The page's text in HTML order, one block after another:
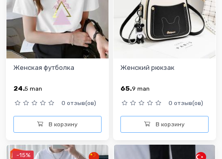
Женская футболка
24.5 man
0 отзыв(ов)
В корзину
Женский рюкзак
65.9 man
0 отзыв(ов)
В корзину
-15%